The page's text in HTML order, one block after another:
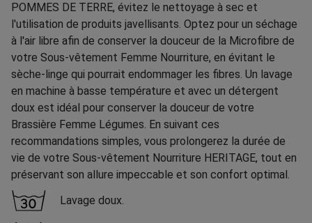
POMMES DE TERRE, évitez le nettoyage à sec et
l'utilisation de produits javellisants. Optez pour un séchage
à l'air libre afin de conserver la douceur de la Microfibre de
votre Sous-vêtement Femme Nourriture, en évitant le
sèche-linge qui pourrait endommager les fibres. Un lavage
en machine à basse température et avec un détergent
doux est idéal pour conserver la douceur de votre
Brassière Femme Légumes. En suivant ces
recommandations simples, vous prolongerez la durée de
vie de votre Sous-vêtement Nourriture HERITAGE, tout en
préservant son allure impeccable et son confort optimal.
Lavage doux.